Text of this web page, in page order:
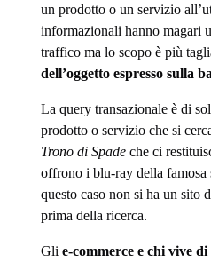
un prodotto o un servizio
informazionali hanno magari
traffico ma lo scopo è più
dell’oggetto espresso sulla
La query transazionale è di
prodotto o servizio che si
Trono di Spadeche ci
offrono i blu-ray della famosa
questo caso non si ha un sito
prima della ricerca.
Glie-commerce e chi vive